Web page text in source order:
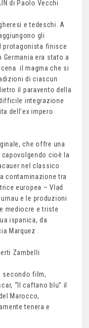
di Paolo Vecchi
e tedeschi. A
gli
protagonista finisce
era stato a
il magma che si
di ciascun
il paravento della
integrazione
dell’ex impero
che offre una
cioè la
nel classico
contaminazione tra
europea – Vlad
e le produzioni
mediocre e triste
ispanica, da
Marquez .
Zambelli
secondo film,
“Il caftano blu” il
Marocco,
tenera e